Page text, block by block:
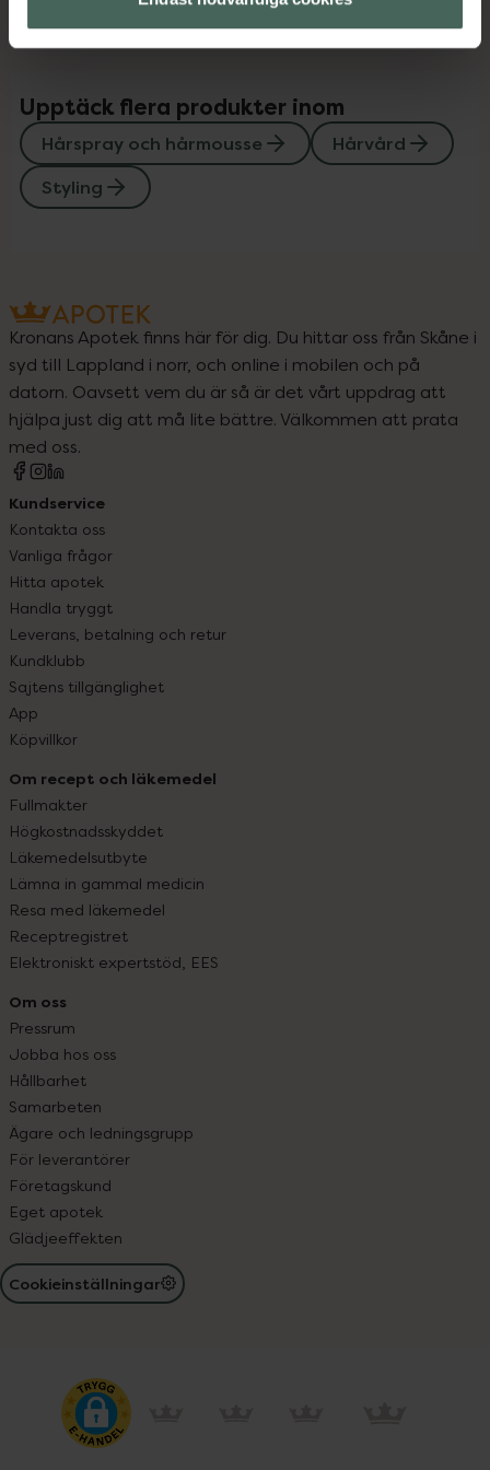
Upptäck flera produkter inom
Hårspray och hårmousse
Hårvård
Styling
Kronans Apotek finns här för dig. Du hittar oss från Skåne i
syd till Lappland i norr, och online i mobilen och på
datorn. Oavsett vem du är så är det vårt uppdrag att
hjälpa just dig att må lite bättre. Välkommen att prata
med oss.
Kundservice
Kontakta oss
Vanliga frågor
Hitta apotek
Handla tryggt
Leverans, betalning och retur
Kundklubb
Sajtens tillgänglighet
App
Köpvillkor
Om recept och läkemedel
Fullmakter
Högkostnadsskyddet
Läkemedelsutbyte
Lämna in gammal medicin
Resa med läkemedel
Receptregistret
Elektroniskt expertstöd, EES
Om oss
Pressrum
Jobba hos oss
Hållbarhet
Samarbeten
Ägare och ledningsgrupp
För leverantörer
Företagskund
Eget apotek
Glädjeeffekten
Cookieinställningar